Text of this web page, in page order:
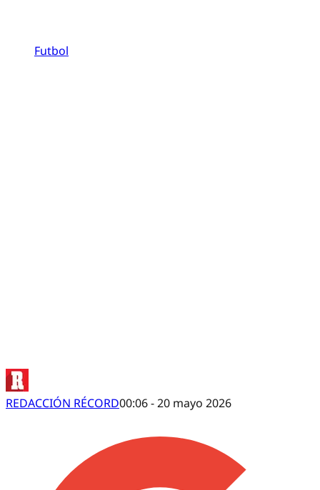
Futbol
REDACCIÓN RÉCORD00:06 - 20 mayo 2026